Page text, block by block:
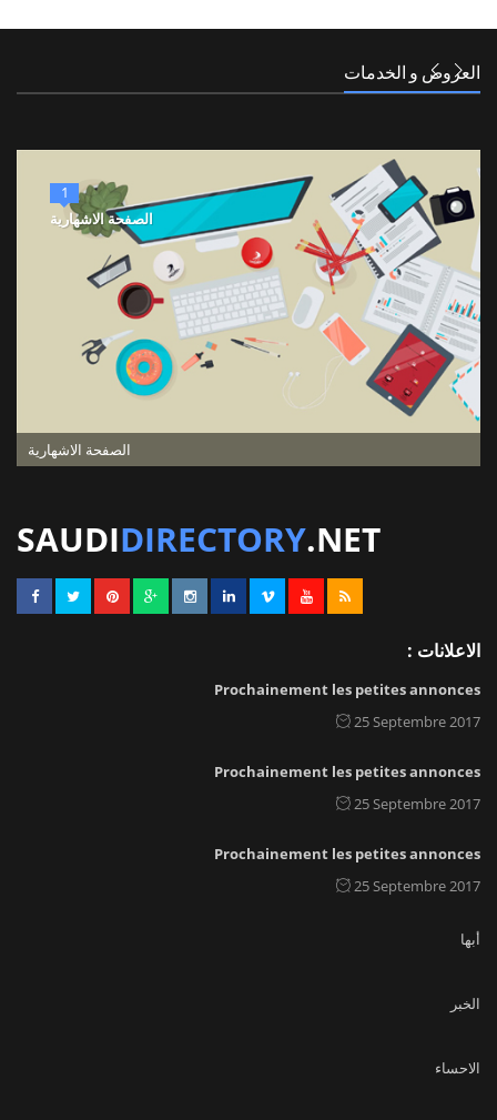
العروض و الخدمات
1
الصفحة الاشهارية
الصفحة الاشهارية
SAUDIDIRECTORY.NET
الاعلانات :
Prochainement les petites annonces
25 Septembre 2017
Prochainement les petites annonces
25 Septembre 2017
Prochainement les petites annonces
25 Septembre 2017
أبها
الخبر
الاحساء